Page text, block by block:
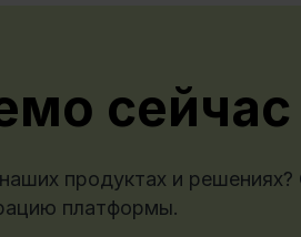
сейчас
продуктах и решениях?
платформы.